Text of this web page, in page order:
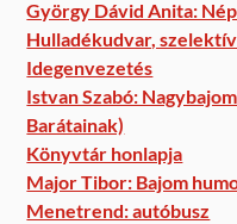
György Dávid Anita:
Hulladékudvar,
Idegenvezetés
Istvan Szabó:
Barátainak)
Könyvtár honlapja
Major Tibor: Bajom
Menetrend: autóbusz